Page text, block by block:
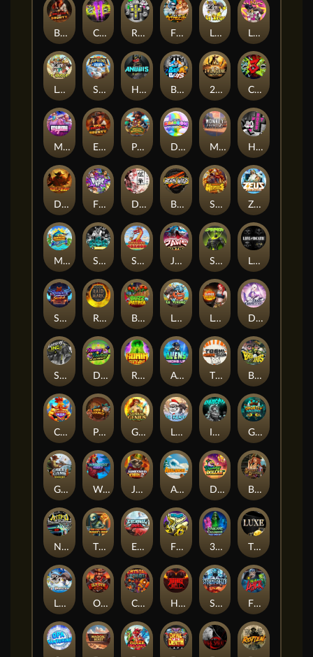
Beam Boys
Monkey Frenzy 2: Boss is Here!
Spinman
BULLETS AND BOUNTY
SMOKING DRAGON
The Luxe
BASH BROS
Ronin Stackways
Born Wild
LE ZEUS
JAWS OF JUSTICE
MIAMI MAYHEM
DONNY AND DANNY
LE KING
Raidmark
The Lost Book of Mummy’s Curse
Leatherheads
Junkyard Kings 2
Ghostly Hallows
Peek & Pounce
Avalanche
3 Arcane Cauldrons
Bonnie's Buccaneers
Buzz Patrol
Gearlab Genius
Supreme Zeus
MARLIN MASTERS: THE BIG HAUL SixSixSix
Invictus
Hot Ross
Zeus Ze Zecond
Danny Dollar
TOSHI WAYS CLUB
LE SANTA
CHAOS CREW 3
Hounds Of Hell
RIP City
Strength Of Hercules
Le Digger Hand of Anubis
LE HOOLIGAN
Life and Death
Chicken Man
Crystal Robot
Aliens Among Us
Great Game Rockies
Nitro Nights
Shadow Strike
Eternal Duel
EPIC BULLETS & BOUNTY
Dusk Princess
2 Wild 2 Die
Fist Of Destruction
Chaos Crew 2
Fighter Pit
Stormforged
Slayers Inc
FRKN Bananas
Densho
Double Rainbow
Warrior Ways
Fire My Laser
Le Viking
Duel at Dawn
Old Gun
Pirate Bonanza